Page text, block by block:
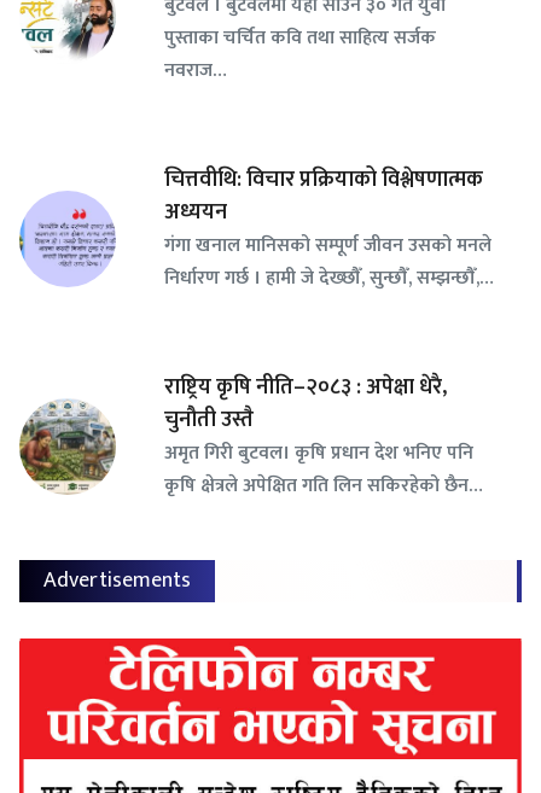
पुस्ताका चर्चित कवि तथा साहित्य सर्जक
नवराज…
चित्तवीथि: विचार प्रक्रियाको विश्लेषणात्मक
अध्ययन
गंगा खनाल मानिसको सम्पूर्ण जीवन उसको मनले
निर्धारण गर्छ । हामी जे देख्छौँ, सुन्छौँ, सम्झन्छौँ,…
राष्ट्रिय कृषि नीति–२०८३ : अपेक्षा धेरै,
चुनौती उस्तै
अमृत गिरी बुटवल। कृषि प्रधान देश भनिए पनि
कृषि क्षेत्रले अपेक्षित गति लिन सकिरहेको छैन…
Advertisements